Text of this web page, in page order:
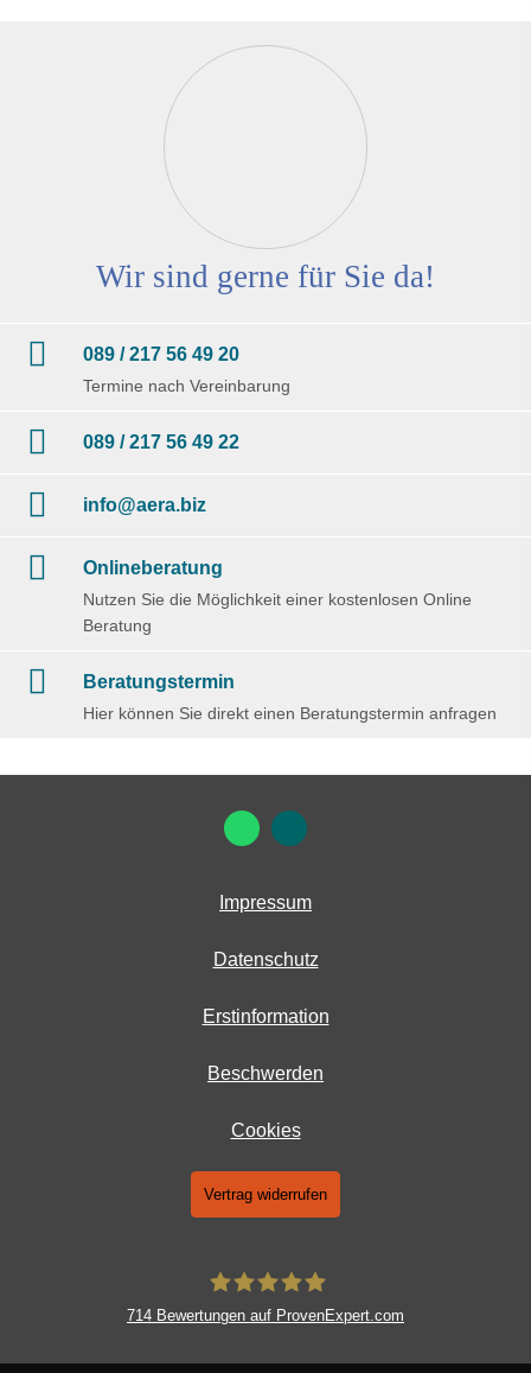
Wir sind gerne für Sie da!
089 / 217 56 49 20
Termine nach Vereinbarung
089 / 217 56 49 22
info@aera.biz
Onlineberatung
Nutzen Sie die Möglichkeit einer kostenlosen Online
Beratung
Beratungstermin
Hier können Sie direkt einen Beratungstermin anfragen
Impressum
Datenschutz
Erstinformation
Beschwerden
Cookies
Vertrag widerrufen
714 Bewertungen auf ProvenExpert.com